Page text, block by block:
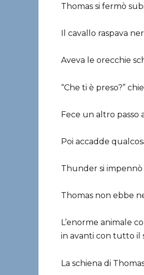
Thomas si fermò
Il cavallo raspava
Aveva le orecchie
“Che ti è preso?”
Fece un altro passo
Poi accadde
Thunder si
Thomas non ebbe
L’enorme animale
in avanti con tutto il
La schiena di